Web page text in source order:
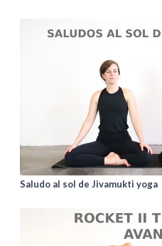
Saludo al sol de Jivamukti yoga